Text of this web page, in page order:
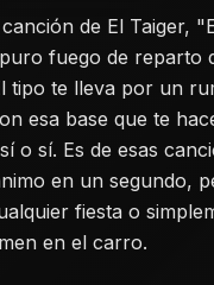
de El Taiger,
fuego de reparto
tipo te lleva por un
esa base que te
o sí. Es de esas
en un segundo,
fiesta o
en el carro.